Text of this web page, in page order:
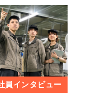
員インタビュー